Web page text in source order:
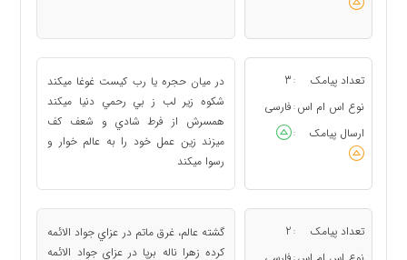
تعداد پیامک :
3
نوع اس ام اس : فارسی
ارسال پیامک
:
در ميان حجره يا رب کيست غوغا ميکند
شکوه زير لب ز بي رحمي دنيا ميکند
همسرش از فرط شادي و شعف کف
ميزند زين عمل خود را به عالم خوار و
رسوا ميکند
تعداد پیامک :
2
:
گشته عالم، غرق ماتم در عزاي جواد الائمه
کرده زهرا ناله برپا در عزاي جواد الائمه